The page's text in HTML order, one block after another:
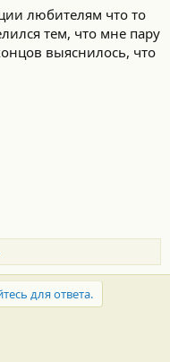
любителям что то
тем, что мне пару
выяснилось, что
для ответа.